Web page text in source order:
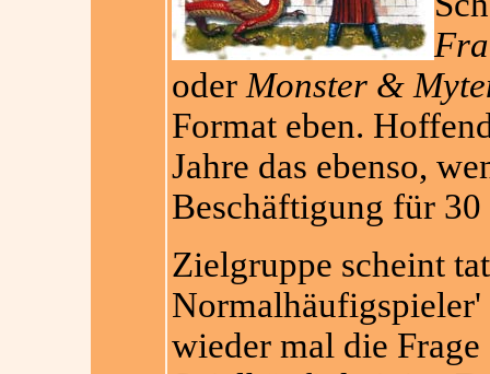
oder Monster &
Format eben.
Jahre das ebenso,
Beschäftigung für
Zielgruppe scheint
wieder mal die